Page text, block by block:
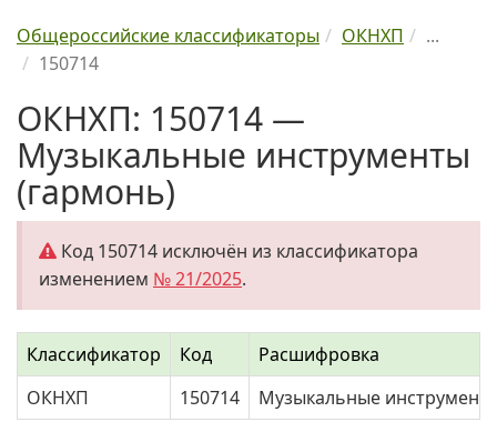
Общероссийские классификаторы ОКНХП
...
150714
ОКНХП: 150714 —
Музыкальные инструменты
(гармонь)
Код 150714 исключён из классификатора
изменением № 21/2025.
Классификатор Код
Расшифровка
ОКНХП
150714 Музыкальные